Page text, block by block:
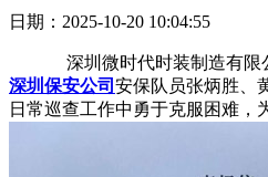
日期：2025-10-20 10:04:55
深圳微时代时装制造有限公
深圳保安公司 安保队员张炳胜、
日常巡查工作中勇于克服困难，